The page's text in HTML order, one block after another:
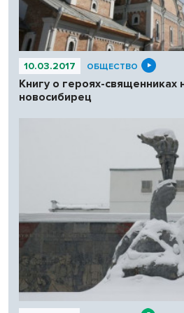
10.03.2017 ОБЩЕСТВО
Книгу о героях-священниках
новосибирец